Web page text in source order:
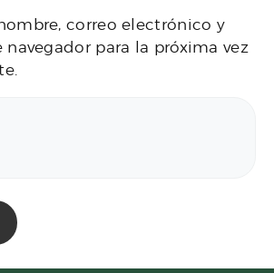
correo electrónico y
navegador para la próxima vez